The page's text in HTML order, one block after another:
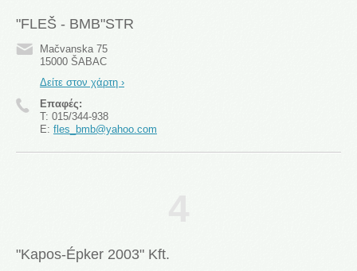
"FLEŠ - BMB"STR
Mačvanska 75
15000 ŠABAC
Δείτε στον χάρτη ›
Επαφές:
T: 015/344-938
E: fles_bmb@yahoo.com
"Kapos-Épker 2003" Kft.